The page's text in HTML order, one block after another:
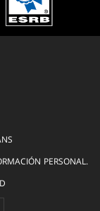
PERSONAL.